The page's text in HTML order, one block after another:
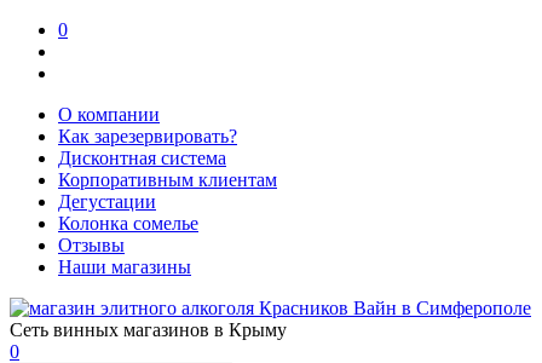
0
О компании
Как зарезервировать?
Дисконтная система
Корпоративным клиентам
Дегустации
Колонка сомелье
Отзывы
Наши магазины
Сеть винных магазинов в Крыму
0